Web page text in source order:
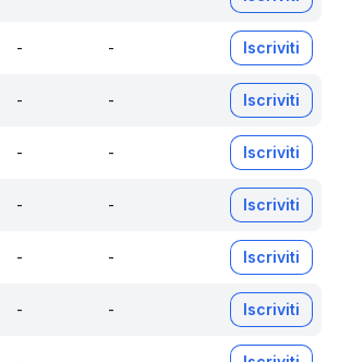
- - Iscriviti
- - Iscriviti
- - Iscriviti
- - Iscriviti
- - Iscriviti
- - Iscriviti